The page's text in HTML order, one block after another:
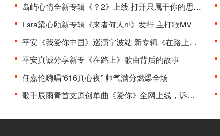
岛屿心情全新专辑《？2》上线 打开只属于你的思绪宫···
Lara梁心颐新专辑《来者何人n!》发行 主打歌MV上线
平安《我爱你中国》巡演宁波站 新专辑《在路上》Liv···
平安真诚分享新专《在路上》歌曲背后的故事
任嘉伦嗨唱“616真心夜” 帅气满分燃爆全场
歌手辰雨青首支原创单曲《爱你》全网上线，诉说着浪···